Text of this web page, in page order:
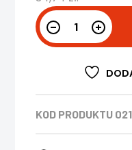
KOD PRODUKTU